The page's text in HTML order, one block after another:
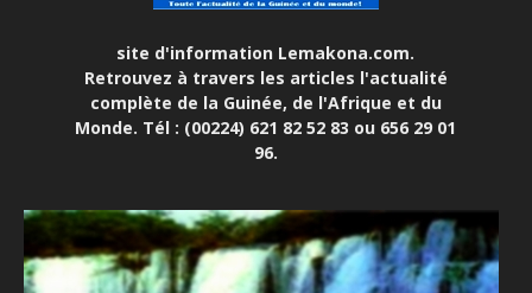
site d'information Lemakona.com.
Retrouvez à travers les articles l'actualité
complète de la Guinée, de l'Afrique et du
Monde. Tél : (00224) 621 82 52 83 ou 656 29 01
96.